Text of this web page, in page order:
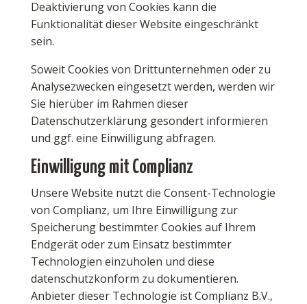
Deaktivierung von Cookies kann die
Funktionalität dieser Website eingeschränkt
sein.
Soweit Cookies von Drittunternehmen oder zu
Analysezwecken eingesetzt werden, werden wir
Sie hierüber im Rahmen dieser
Datenschutzerklärung gesondert informieren
und ggf. eine Einwilligung abfragen.
Einwilligung mit Complianz
Unsere Website nutzt die Consent-Technologie
von Complianz, um Ihre Einwilligung zur
Speicherung bestimmter Cookies auf Ihrem
Endgerät oder zum Einsatz bestimmter
Technologien einzuholen und diese
datenschutzkonform zu dokumentieren.
Anbieter dieser Technologie ist Complianz B.V.,